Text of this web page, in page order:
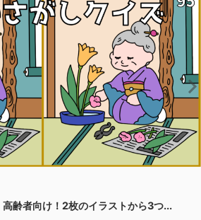
イズ】無料＆脳トレおすすめ動画！...